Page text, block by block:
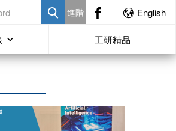
進階 English
工研精品